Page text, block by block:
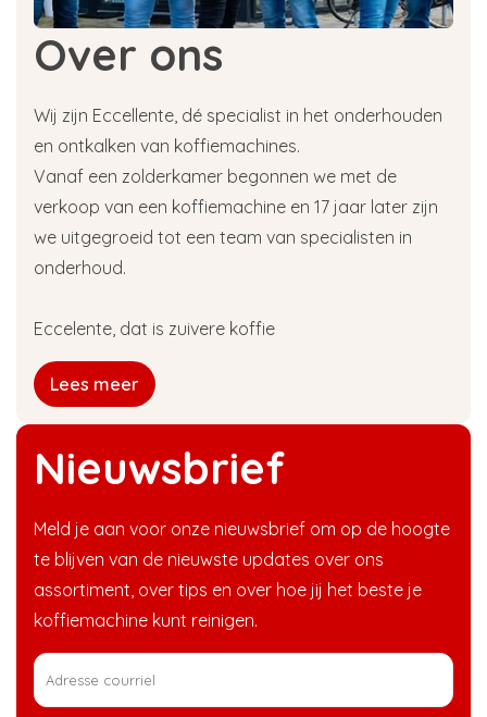
Nieuwsbrief
Meld je aan voor onze nieuwsbrief om op de hoogte
te blijven van de nieuwste updates over ons
assortiment, over tips en over hoe jij het beste je
koffiemachine kunt reinigen.
Over ons
Wij zijn Eccellente, dé specialist in het onderhouden
en ontkalken van koffiemachines.
Vanaf een zolderkamer begonnen we met de
verkoop van een koffiemachine en 17 jaar later zijn
we uitgegroeid tot een team van specialisten in
onderhoud.
Eccelente, dat is zuivere koffie
Lees meer